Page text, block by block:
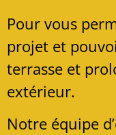
Pour vous
projet et
terrasse et
extérieur.
Notre équipe